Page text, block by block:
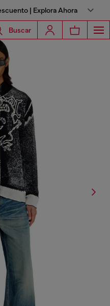
| Explora Ahora
Buscar